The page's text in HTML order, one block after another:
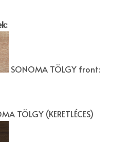
SONOMA TÖLGY front:
TÖLGY (KERETLÉCES)